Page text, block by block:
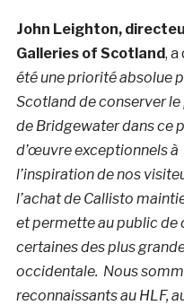
John Leighton,
Galleries of Scotland, a
été une priorité absolue
Scotland de conserver
de Bridgewater dans ce
d’œuvre exceptionnels à
l’inspiration de nos
l’achat de Callisto
et permette au public
certaines des plus
occidentale. Nous
reconnaissants au HLF,